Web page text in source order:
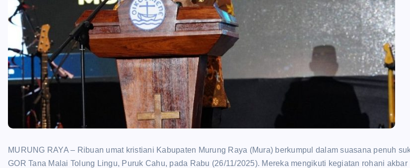
MURUNG RAYA – Ribuan umat kristiani Kabupaten Murung Raya (Mura) berkumpul dalam suasana penuh
GOR Tana Malai Tolung Lingu, Puruk Cahu, pada Rabu (26/11/2025). Mereka mengikuti kegiatan rohani akbar